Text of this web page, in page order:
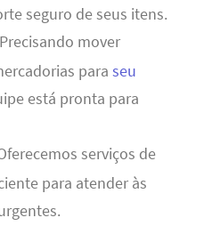
seguro de seus itens.
mover
para seu
está pronta para
serviços de
para atender às